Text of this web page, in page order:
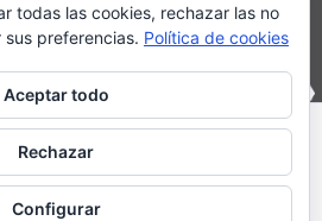
| Política Privacidad
|PartiturasEnPdf.Com
todas las cookies, rechazar las no
preferencias. Política de cookies
Aceptar todo
Rechazar
Configurar